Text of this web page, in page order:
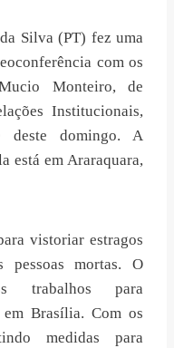
Silva (PT) fez uma
com os
Monteiro, de
Institucionais,
deste domingo. A
está em Araraquara,
vistoriar estragos
pessoas mortas. O
trabalhos para
em Brasília. Com os
medidas para